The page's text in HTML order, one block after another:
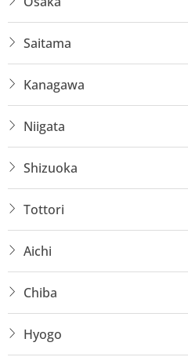
Saitama
Kanagawa
Niigata
Shizuoka
Tottori
Aichi
Chiba
Hyogo